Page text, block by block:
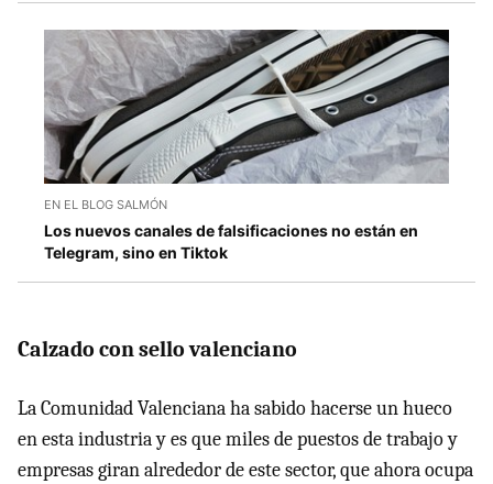
EN EL BLOG SALMÓN
Los nuevos canales de falsificaciones no están en
Telegram, sino en Tiktok
Calzado con sello valenciano
La Comunidad Valenciana ha sabido hacerse un hueco
en esta industria y es que miles de puestos de trabajo y
empresas giran alrededor de este sector, que ahora ocupa